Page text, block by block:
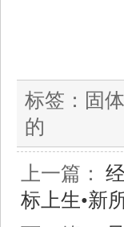
标签： 固
的
上一篇：
标上生•新